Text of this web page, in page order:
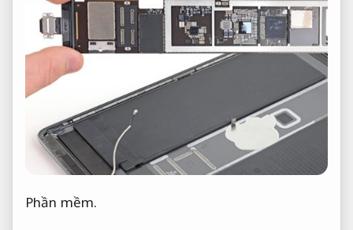
Phần mềm.